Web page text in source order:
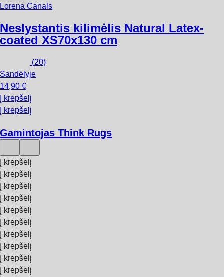
Lorena Canals
Neslystantis kilimėlis Natural Latex-
coated XS70x130 cm
(20)
Sandėlyje
14,90 €
Į krepšelį
Į krepšelį
Gamintojas Think Rugs
Į krepšelį
Į krepšelį
Į krepšelį
Į krepšelį
Į krepšelį
Į krepšelį
Į krepšelį
Į krepšelį
Į krepšelį
Į krepšelį